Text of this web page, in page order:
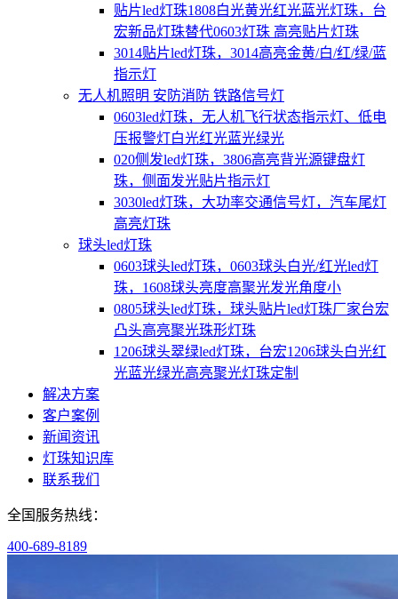
贴片led灯珠1808白光黄光红光蓝光灯珠，台
宏新品灯珠替代0603灯珠 高亮贴片灯珠
3014贴片led灯珠，3014高亮金黄/白/红/绿/蓝
指示灯
无人机照明 安防消防 铁路信号灯
0603led灯珠，无人机飞行状态指示灯、低电
压报警灯白光红光蓝光绿光
020侧发led灯珠，3806高亮背光源键盘灯
珠，侧面发光贴片指示灯
3030led灯珠，大功率交通信号灯，汽车尾灯
高亮灯珠
球头led灯珠
0603球头led灯珠，0603球头白光/红光led灯
珠，1608球头亮度高聚光发光角度小
0805球头led灯珠，球头贴片led灯珠厂家台宏
凸头高亮聚光珠形灯珠
1206球头翠绿led灯珠，台宏1206球头白光红
光蓝光绿光高亮聚光灯珠定制
解决方案
客户案例
新闻资讯
灯珠知识库
联系我们
全国服务热线：
400-689-8189